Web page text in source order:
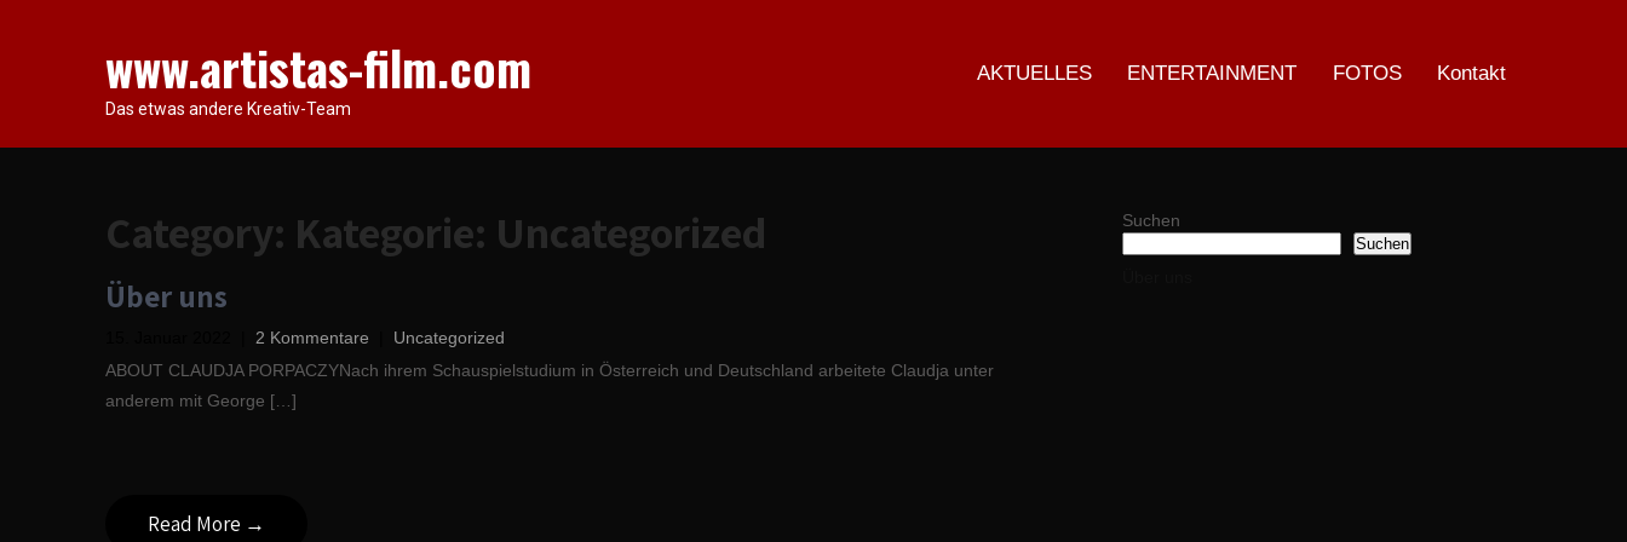
www.artistas-film.com
Das etwas andere Kreativ-Team
AKTUELLES ENTERTAINMENT FOTOS Kontakt
Category: Kategorie: Uncategorized
Über uns
2 Kommentare
Uncategorized
ABOUT CLAUDJA PORPACZYNach ihrem Schauspielstudium in Österreich und Deutschland arbeitete Claudja unter
anderem mit George […]
Read More →
Suchen
Suchen